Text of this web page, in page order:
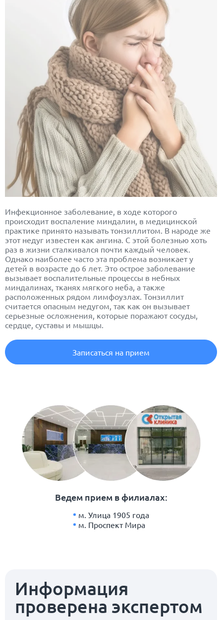
Ведем прием в филиалах:
м. Улица 1905 года
м. Проспект Мира
Инфекционное заболевание, в ходе которого
происходит воспаление миндалин, в медицинской
практике принято называть тонзиллитом. В народе же
этот недуг известен как ангина. С этой болезнью хоть
раз в жизни сталкивался почти каждый человек.
Однако наиболее часто эта проблема возникает у
детей в возрасте до 6 лет. Это острое заболевание
вызывает воспалительные процессы в небных
миндалинах, тканях мягкого неба, а также
расположенных рядом лимфоузлах. Тонзиллит
считается опасным недугом, так как он вызывает
серьезные осложнения, которые поражают сосуды,
сердце, суставы и мышцы.
Записаться на прием
Информация
проверена экспертом